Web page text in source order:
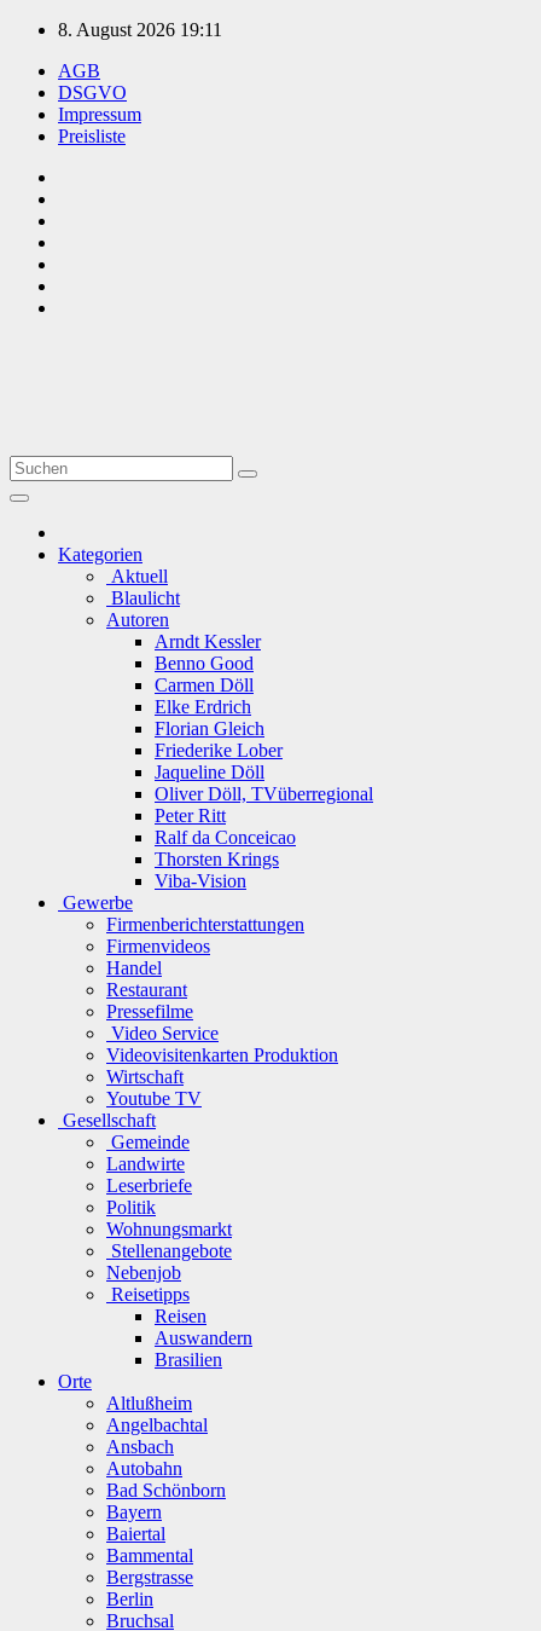
Zum
springen
8. August 2026 19:11
AGB
DSGVO
Impressum
Preisliste
Kategorien
Aktuell
Blaulicht
Autoren
Arndt Kessler
Benno Good
Carmen Döll
Elke Erdrich
Florian Gleich
Friederike Lober
Jaqueline Döll
Oliver Döll, TVüberregional
Peter Ritt
Ralf da Conceicao
Thorsten Krings
Viba-Vision
Gewerbe
Firmenberichterstattungen
Firmenvideos
Handel
Restaurant
Pressefilme
Video Service
Videovisitenkarten Produktion
Wirtschaft
Youtube TV
Gesellschaft
Gemeinde
Landwirte
Leserbriefe
Politik
Wohnungsmarkt
Stellenangebote
Nebenjob
Reisetipps
Reisen
Auswandern
Brasilien
Orte
Altlußheim
Angelbachtal
Ansbach
Autobahn
Bad Schönborn
Bayern
Baiertal
Bammental
Bergstrasse
Berlin
Bruchsal